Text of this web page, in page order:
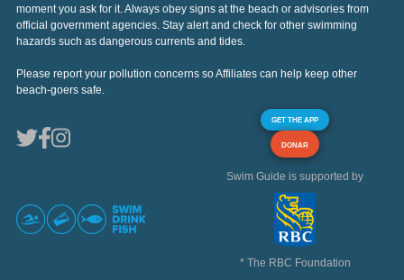
moment you ask for it. Always obey signs at the beach or advisories from
official government agencies. Stay alert and check for other swimming
hazards such as dangerous currents and tides.
Please report your pollution concerns so Affiliates can help keep other
beach-goers safe.
GET THE APP
DONAR
Swim Guide is supported by
* The RBC Foundation